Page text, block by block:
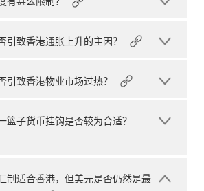
引致香港通胀上升的主因？
引致香港物业市场过热？
篮子货币挂钩是否较为合适？
制适合香港，但美元是否仍然是最